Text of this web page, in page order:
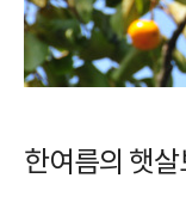
한여름의 햇